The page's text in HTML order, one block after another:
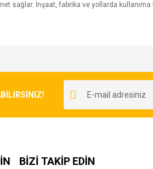
sağlar. İnşaat, fabrika ve yollarda
BİZİ TAKİP EDİN